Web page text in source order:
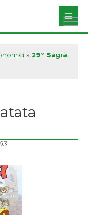
Main
» 29° Sagra